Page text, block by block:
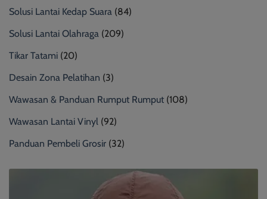
Solusi Lantai Kedap Suara (84)
Solusi Lantai Olahraga (209)
Tikar Tatami (20)
Desain Zona Pelatihan (3)
Wawasan & Panduan Rumput Rumput (108)
Wawasan Lantai Vinyl (92)
Panduan Pembeli Grosir (32)